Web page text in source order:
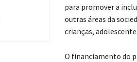
para promover a
outras áreas da
crianças,
O financiamento do